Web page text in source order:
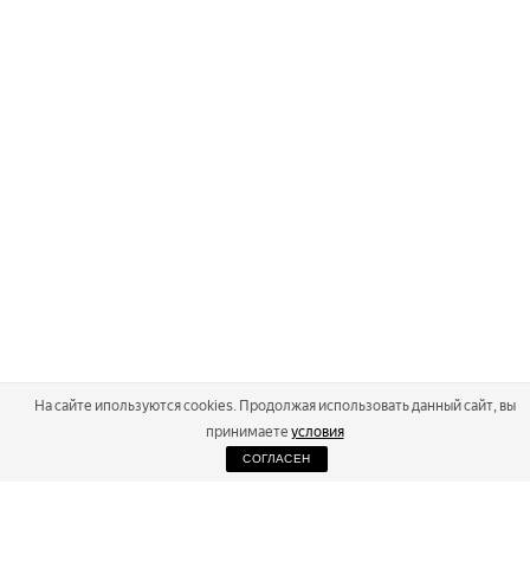
2026
На сайте ипользуются cookies. Продолжая использовать данный сайт, вы
принимаете условия
СОГЛАСЕН